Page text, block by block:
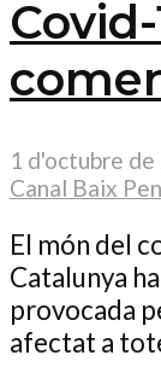
1 d'octubre
Canal Baix
El món del
Catalunya
provocada
afectat a